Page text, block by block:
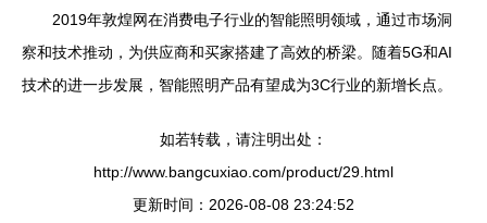
2019年敦煌网在消费电子行业的智能照明领域，通过市场洞
察和技术推动，为供应商和买家搭建了高效的桥梁。随着5G和AI
技术的进一步发展，智能照明产品有望成为3C行业的新增长点。
如若转载，请注明出处：
http://www.bangcuxiao.com/product/29.html
更新时间：2026-08-08 23:24:52